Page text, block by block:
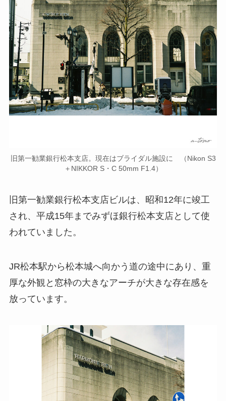
旧第一勧業銀行松本支店。現在はブライダル施設に （Nikon S3
＋NIKKOR S・C 50mm F1.4）
旧第一勧業銀行松本支店ビルは、昭和12年に竣工
され、平成15年までみずほ銀行松本支店として使
われていました。
JR松本駅から松本城へ向かう道の途中にあり、重
厚な外観と窓枠の大きなアーチが大きな存在感を
放っています。